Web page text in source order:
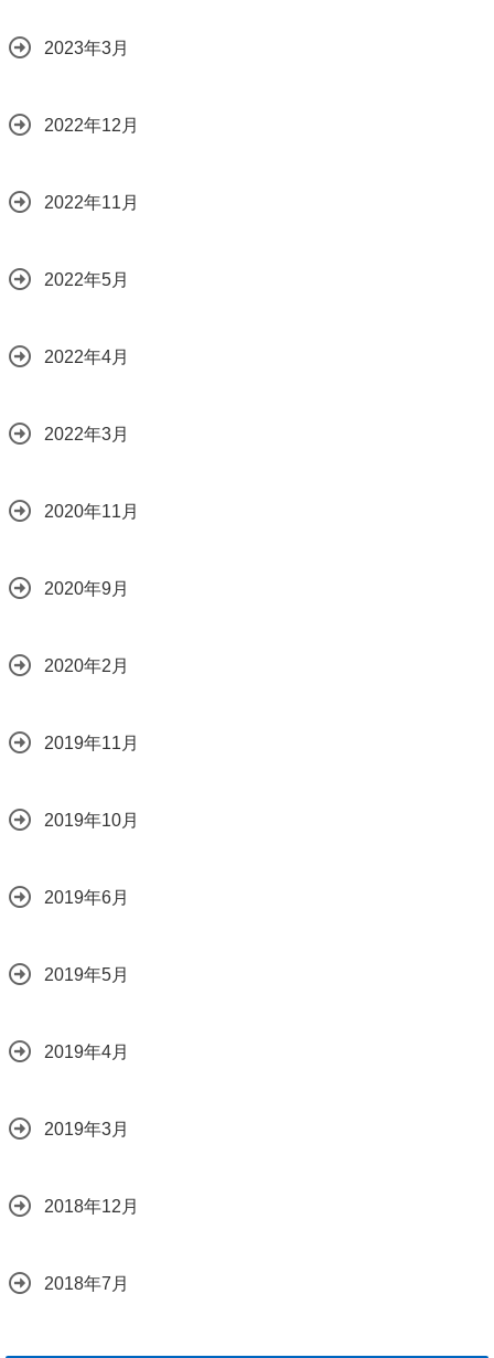
2023年3月
2022年12月
2022年11月
2022年5月
2022年4月
2022年3月
2020年11月
2020年9月
2020年2月
2019年11月
2019年10月
2019年6月
2019年5月
2019年4月
2019年3月
2018年12月
2018年7月